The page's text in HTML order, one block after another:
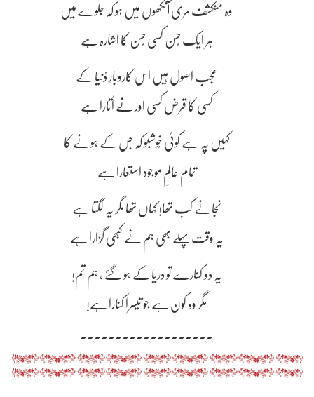
وہ منکشف مری آنکھوں میں ہو کہ جلوے میں
ہر ایک حُسن کسی حُسن کا اشارہ ہے
عجب اصول ہیں اس کاروبارِ دُنیا کے
کسی کا قرض کسی اور نے اُتارا ہے
کہیں پہ ہے کوئی خُوشبو کہ جس کے ہونے کا
تمام عالمِ موجود استعارا ہے
نجانے کب تھا! کہاں تھا مگر یہ لگتا ہے
یہ وقت پہلے بھی ہم نے کبھی گزارا ہے
یہ دو کنارے تو دریا کے ہو گئے ، ہم تم!
مگر وہ کون ہے جو تیسرا کنارا ہے!